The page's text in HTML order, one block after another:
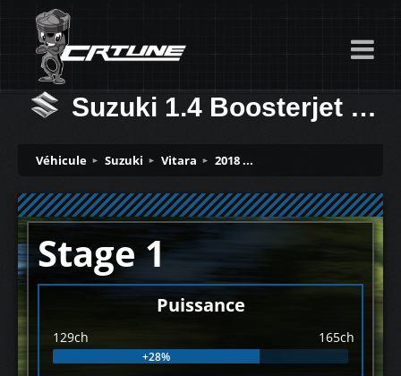
Suzuki 1.4 Boosterjet 129ch
Véhicule Suzuki Vitara 2018 ...
Stage 1
Puissance
129ch 165ch
+28%